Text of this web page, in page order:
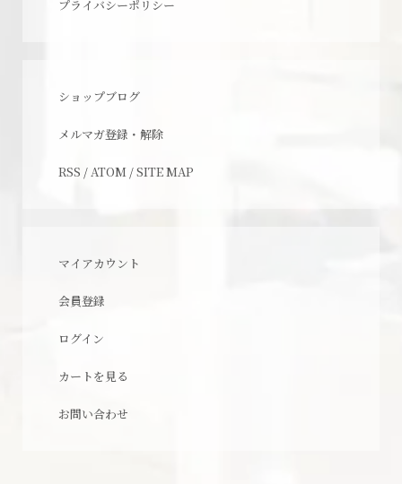
プライバシーポリシー
ショップブログ
メルマガ登録・解除
RSS / ATOM /SITE MAP
マイアカウント
会員登録
ログイン
カートを見る
お問い合わせ